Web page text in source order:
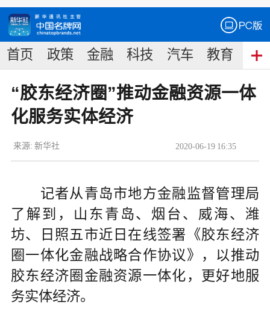
首页 政策 金融 科技 汽车 教育 食
“胶东经济圈”推动金融资源一体
化服务实体经济
2020-06-19 16:35
来源: 新华社
记者从青岛市地方金融监督管理局
了解到，山东青岛、烟台、威海、潍
坊、日照五市近日在线签署《胶东经济
圈一体化金融战略合作协议》，以推动
胶东经济圈金融资源一体化，更好地服
务实体经济。